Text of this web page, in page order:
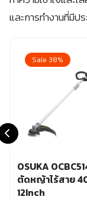
และการทำงานที่มี
Sale 38%
OSUKA
ตัดหญ้าไร้สาย
12Inch